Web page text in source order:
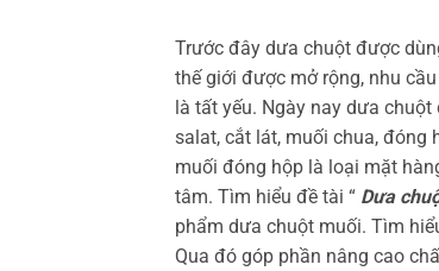
Trước đây dưa chuột được
thế giới được mở rộng, nhu
là tất yếu. Ngày nay dưa
salat, cắt lát, muối chua, đóng
muối đóng hộp là loại mặt
tâm. Tìm hiểu đề tài “ Dưa
phẩm dưa chuột muối. Tìm
Qua đó góp phần nâng cao